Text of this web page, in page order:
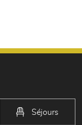
Séjours